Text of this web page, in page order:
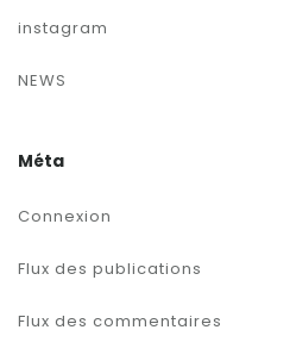
instagram
NEWS
Méta
Connexion
Flux des publications
Flux des commentaires